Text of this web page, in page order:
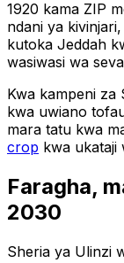
1920 kama ZIP
ndani ya
kutoka Jeddah
wasiwasi wa
Kwa kampeni za
kwa uwiano
mara tatu kwa
crop kwa ukataji
Faragha,
2030
Sheria ya Ulinzi